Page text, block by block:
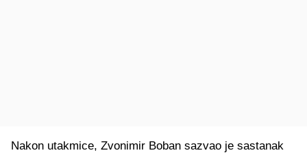
Nakon utakmice, Zvonimir Boban sazvao je sastanak